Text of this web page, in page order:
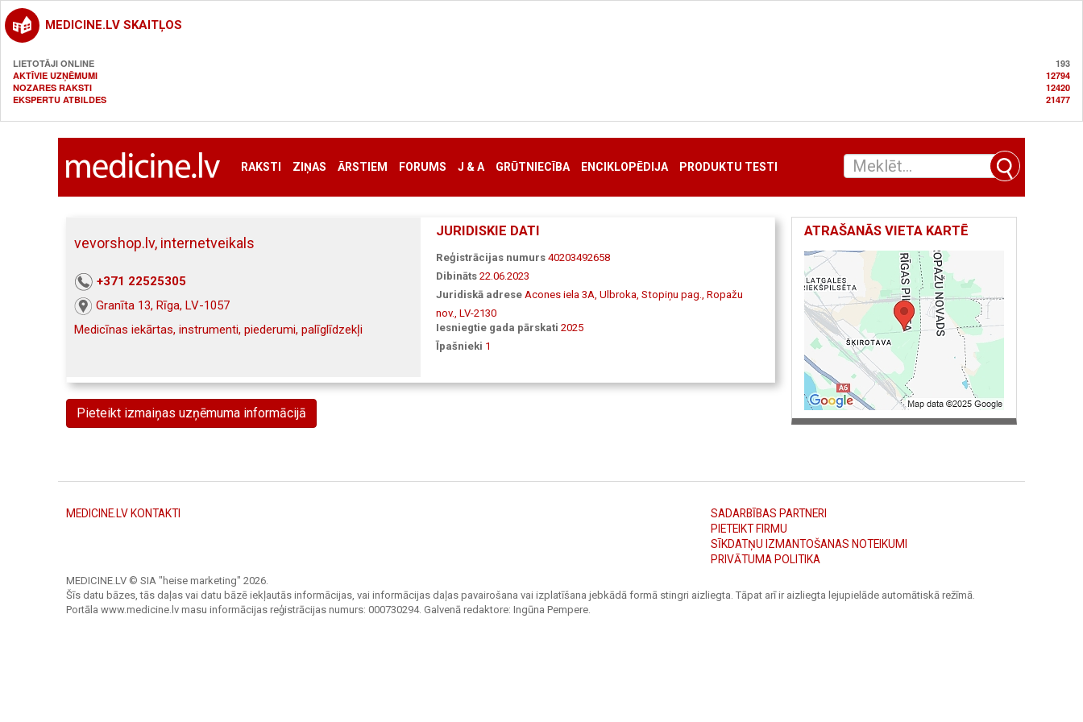
MEDICINE.LV SKAITĻOS
LIETOTĀJI ONLINE
193
AKTĪVIE UZŅĒMUMI
12794
NOZARES RAKSTI
12420
EKSPERTU ATBILDES
21477
RAKSTI ZIŅAS ĀRSTIEM FORUMS J & A GRŪTNIECĪBA ENCIKLOPĒDIJA PRODUKTU TESTI
vevorshop.lv, internetveikals
+371 22525305
Granīta 13, Rīga, LV-1057
Medicīnas iekārtas, instrumenti, piederumi, palīglīdzekļi
JURIDISKIE DATI
Reģistrācijas numurs 40203492658
Dibināts 22.06.2023
Juridiskā adrese Acones iela 3A, Ulbroka, Stopiņu pag., Ropažu
nov., LV-2130
Iesniegtie gada pārskati 2025
Īpašnieki 1
Pieteikt izmaiņas uzņēmuma informācijā
ATRAŠANĀS VIETA KARTĒ
MEDICINE.LV KONTAKTI
SADARBĪBAS PARTNERI
PIETEIKT FIRMU
SĪKDATŅU IZMANTOŠANAS NOTEIKUMI
PRIVĀTUMA POLITIKA
MEDICINE.LV © SIA "heise marketing" 2026.
Šīs datu bāzes, tās daļas vai datu bāzē iekļautās informācijas, vai informācijas daļas pavairošana vai izplatīšana jebkādā formā stingri aizliegta. Tāpat arī ir aizliegta lejupielāde automātiskā režīmā.
Portāla www.medicine.lv masu informācijas reģistrācijas numurs: 000730294. Galvenā redaktore: Ingūna Pempere.